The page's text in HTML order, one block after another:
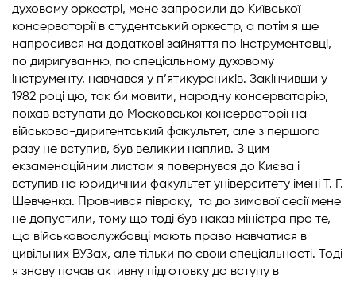
духовому оркестрі, мене запросили до Київської
консерваторії в студентський оркестр, а потім я ще
напросився на додаткові зайняття по інструментовці,
по диригуванню, по спеціальному духовому
інструменту, навчався у п’ятикурсників. Закінчивши у
1982 році цю, так би мовити, народну консерваторію,
поїхав вступати до Московської консерваторії на
військово-диригентський факультет, але з першого
разу не вступив, був великий наплив. З цим
екзаменаційним листом я повернувся до Києва і
вступив на юридичний факультет університету імені Т. Г.
Шевченка. Провчився півроку, та до зимової сесії мене
не допустили, тому що тоді був наказ міністра про те,
що військовослужбовці мають право навчатися в
цивільних ВУЗах, але тільки по своїй спеціальності. Тоді
я знову почав активну підготовку до вступу в